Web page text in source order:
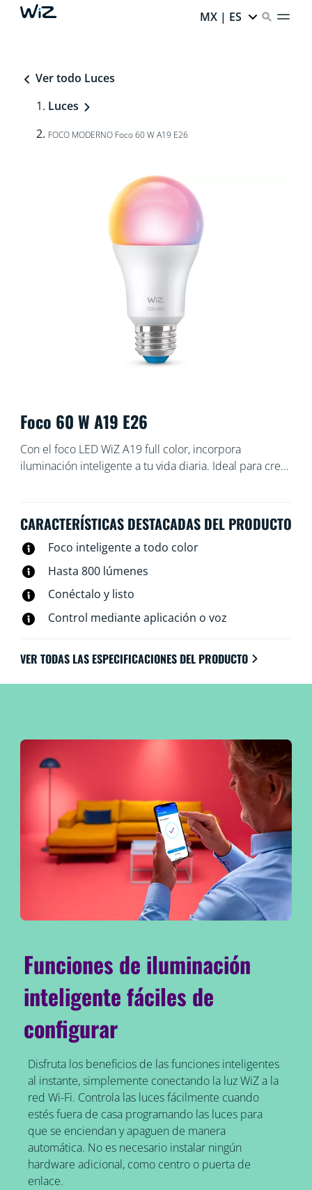
MX | ES
Ver todo Luces
Luces
FOCO MODERNO Foco 60 W A19 E26
Foco 60 W A19 E26
Con el foco LED WiZ A19 full color, incorpora
iluminación inteligente a tu vida diaria. Ideal para crear
cálida a fría, o bien entre 16 millones de colores.
Puedes programar las luces para que se enciendan o
se apaguen según tus rutinas diarias o semanales,
controlarlas con tu smartphone o comandos de voz e
incluso puedes tener acceso a tu iluminación cuando
no estás en casa. Las luces WiZ se conectan a la red
Wi-Fi existente, sin necesidad de otro hardware.
CARACTERÍSTICAS DESTACADAS DEL PRODUCTO
Foco inteligente a todo color
Hasta 800 lúmenes
Conéctalo y listo
Control mediante aplicación o voz
VER TODAS LAS ESPECIFICACIONES DEL PRODUCTO
Funciones de iluminación
inteligente fáciles de
configurar
Disfruta los beneficios de las funciones inteligentes
al instante, simplemente conectando la luz WiZ a la
red Wi-Fi. Controla las luces fácilmente cuando
estés fuera de casa programando las luces para
que se enciendan y apaguen de manera
automática. No es necesario instalar ningún
hardware adicional, como centro o puerta de
enlace.